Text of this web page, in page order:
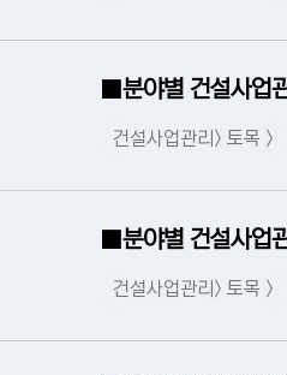
■분야별 건설사업
건설사업관리> 토목 >
■분야별 건설사업
건설사업관리> 토목 >